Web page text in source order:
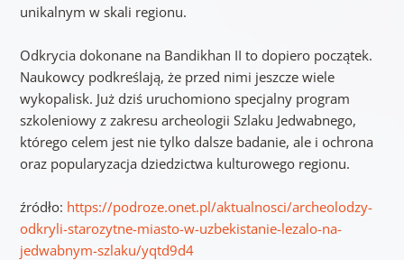
unikalnym w skali regionu.
Odkrycia dokonane na Bandikhan II to dopiero początek.
Naukowcy podkreślają, że przed nimi jeszcze wiele
wykopalisk. Już dziś uruchomiono specjalny program
szkoleniowy z zakresu archeologii Szlaku Jedwabnego,
którego celem jest nie tylko dalsze badanie, ale i ochrona
oraz popularyzacja dziedzictwa kulturowego regionu.
źródło: https://podroze.onet.pl/aktualnosci/archeolodzy-
odkryli-starozytne-miasto-w-uzbekistanie-lezalo-na-
jedwabnym-szlaku/yqtd9d4